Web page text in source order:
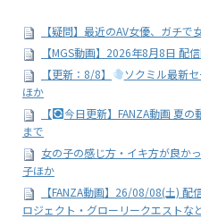
【疑問】最近のAV女優、ガチで
【MGS動画】2026年8月8日 配
【更新：8/8】
ソクミル最新
ほか
【
今日更新】FANZA動画 夏
まで
女の子の感じ方・イキ方が良か
子ほか
【FANZA動画】26/08/08(土)
ロジェクト・グローリークエストな